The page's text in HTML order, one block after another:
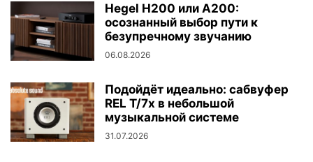
Hegel H200 или A200:
осознанный выбор пути к
безупречному звучанию
06.08.2026
Подойдёт идеально: сабвуфер
REL T/7x в небольшой
музыкальной системе
31.07.2026